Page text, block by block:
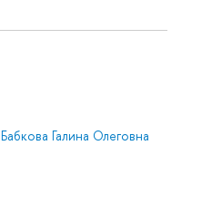
Бабкова Галина Олеговна